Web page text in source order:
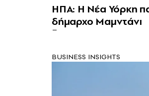
ΗΠΑ: Η Νέα Υόρκη
δήμαρχο Μαμντάνι
BUSINESS INSIGHTS